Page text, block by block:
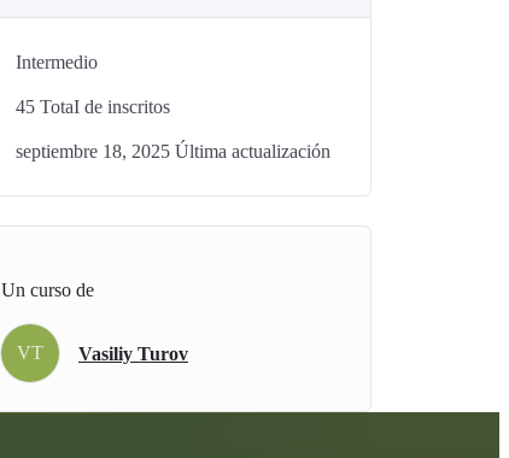
Intermedio
45 TotaI de inscritos
septiembre 18, 2025 Última actualización
Un curso de
VT Vasiliy Turov